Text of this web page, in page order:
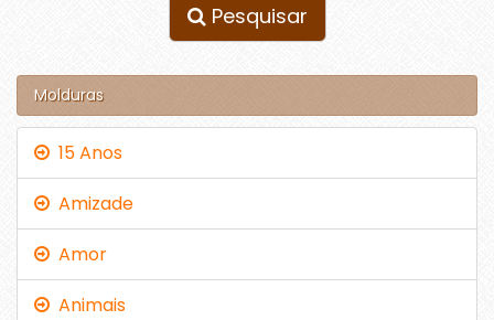
Pesquisar
Molduras
15 Anos
Amizade
Amor
Animais